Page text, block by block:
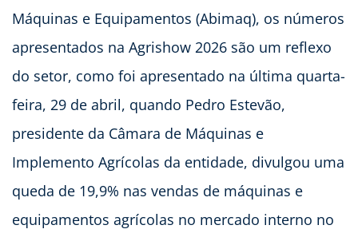
Máquinas e Equipamentos (Abimaq), os números
apresentados na Agrishow 2026 são um reflexo
do setor, como foi apresentado na última quarta-
feira, 29 de abril, quando Pedro Estevão,
presidente da Câmara de Máquinas e
Implemento Agrícolas da entidade, divulgou uma
queda de 19,9% nas vendas de máquinas e
equipamentos agrícolas no mercado interno no